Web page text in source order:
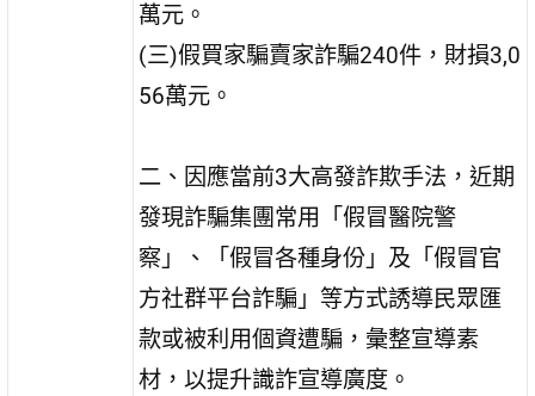
萬元。
(三)假買家騙賣家詐騙240件，財損3,0
56萬元。
二、因應當前3大高發詐欺手法，近期
發現詐騙集團常用「假冒醫院警
察」、「假冒各種身份」及「假冒官
方社群平台詐騙」等方式誘導民眾匯
款或被利用個資遭騙，彙整宣導素
材，以提升識詐宣導廣度。